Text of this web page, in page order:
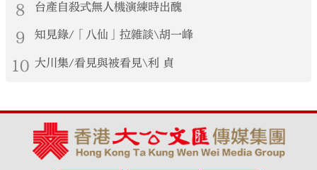
8 台產自殺式無人機演練時出醜
9 知見錄/「八仙」拉雜談\胡一峰
10 大川集/看見與被看見\利 貞